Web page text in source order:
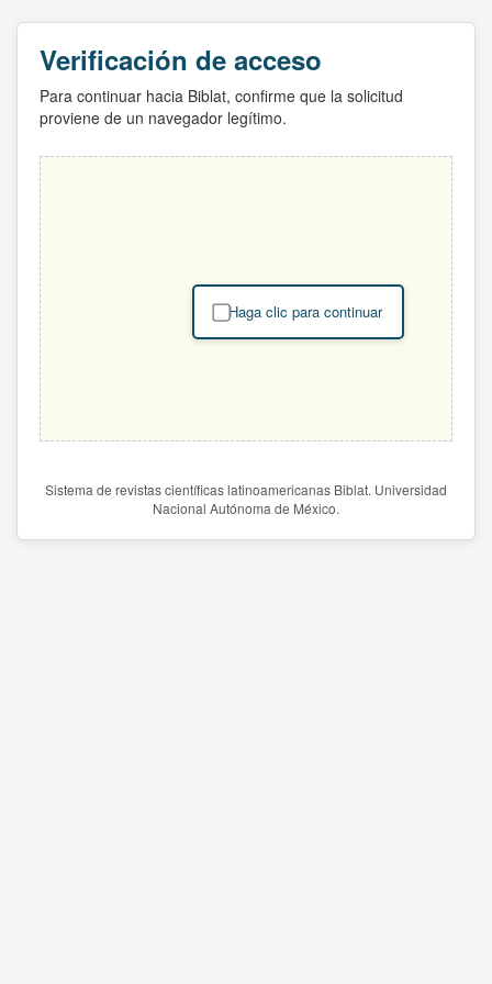
Verificación de acceso
Para continuar hacia Biblat, confirme que la solicitud
proviene de un navegador legítimo.
Haga clic para continuar
Sistema de revistas científicas latinoamericanas Biblat. Universidad
Nacional Autónoma de México.